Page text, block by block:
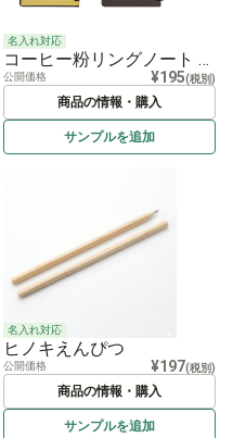
名入れ対応
コーヒー粉リングノート ミニ Coffee Grounds Ringnote mini
公開価格 ¥195(税別)
商品の情報・購入
サンプルを追加
名入れ対応
ヒノキえんぴつ
公開価格 ¥197(税別)
商品の情報・購入
サンプルを追加